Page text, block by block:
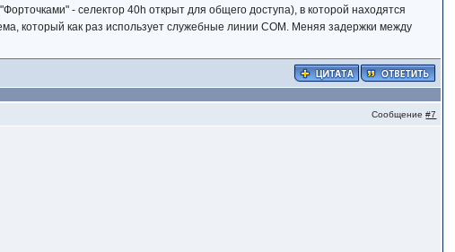
- селектор 40h открыт для общего доступа), в которой находятся
который как раз использует служебные линии COM. Меняя задержки между
Сообщение#7